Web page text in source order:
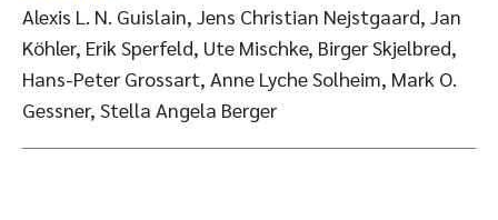
Alexis L. N. Guislain, Jens Christian Nejstgaard, Jan
Köhler, Erik Sperfeld, Ute Mischke, Birger Skjelbred,
Hans-Peter Grossart, Anne Lyche Solheim, Mark O.
Gessner, Stella Angela Berger